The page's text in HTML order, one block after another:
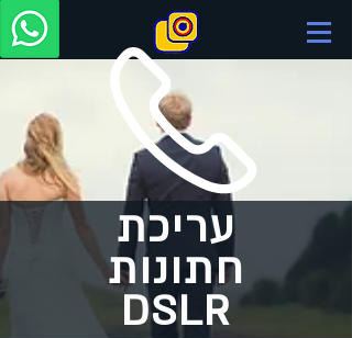
עריכת
חתונות
DSLR